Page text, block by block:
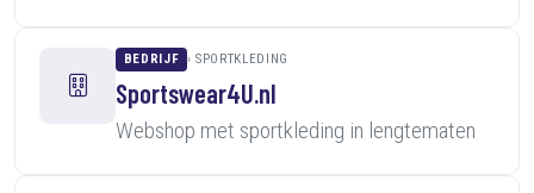
BEDRIJF SPORTKLEDING
Sportswear4U.nl
Webshop met sportkleding in lengtematen